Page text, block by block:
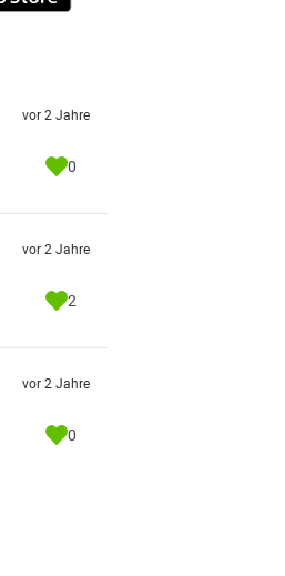
vor 2 Jahre
0
vor 2 Jahre
2
vor 2 Jahre
0